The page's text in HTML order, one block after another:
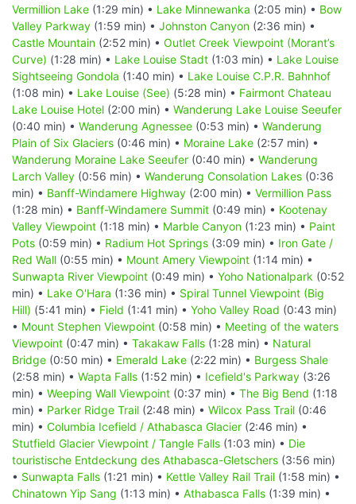
Vermillion Lake (1:29 min) • Lake Minnewanka (2:05 min) • Bow
Valley Parkway (1:59 min) • Johnston Canyon (2:36 min) •
Castle Mountain (2:52 min) • Outlet Creek Viewpoint (Morant’s
Curve) (1:28 min) • Lake Louise Stadt (1:03 min) • Lake Louise
Sightseeing Gondola (1:40 min) • Lake Louise C.P.R. Bahnhof
(1:08 min) • Lake Louise (See) (5:28 min) • Fairmont Chateau
Lake Louise Hotel (2:00 min) • Wanderung Lake Louise Seeufer
(0:40 min) • Wanderung Agnessee (0:53 min) • Wanderung
Plain of Six Glaciers (0:46 min) • Moraine Lake (2:57 min) •
Wanderung Moraine Lake Seeufer (0:40 min) • Wanderung
Larch Valley (0:56 min) • Wanderung Consolation Lakes (0:36
min) • Banff-Windamere Highway (2:00 min) • Vermillion Pass
(1:28 min) • Banff-Windamere Summit (0:49 min) • Kootenay
Valley Viewpoint (1:18 min) • Marble Canyon (1:23 min) • Paint
Pots (0:59 min) • Radium Hot Springs (3:09 min) • Iron Gate /
Red Wall (0:55 min) • Mount Amery Viewpoint (1:14 min) •
Sunwapta River Viewpoint (0:49 min) • Yoho Nationalpark (0:52
min) • Lake O'Hara (1:36 min) • Spiral Tunnel Viewpoint (Big
Hill) (5:41 min) • Field (1:41 min) • Yoho Valley Road (0:43 min)
• Mount Stephen Viewpoint (0:58 min) • Meeting of the waters
Viewpoint (0:47 min) • Takakaw Falls (1:28 min) • Natural
Bridge (0:50 min) • Emerald Lake (2:22 min) • Burgess Shale
(2:58 min) • Wapta Falls (1:52 min) • Icefield's Parkway (3:26
min) • Weeping Wall Viewpoint (0:37 min) • The Big Bend (1:18
min) • Parker Ridge Trail (2:48 min) • Wilcox Pass Trail (0:46
min) • Columbia Icefield / Athabasca Glacier (2:46 min) •
Stutfield Glacier Viewpoint / Tangle Falls (1:03 min) • Die
touristische Entdeckung des Athabasca-Gletschers (3:56 min)
• Sunwapta Falls (1:21 min) • Kettle Valley Rail Trail (1:58 min) •
Chinatown Yip Sang (1:13 min) • Athabasca Falls (1:39 min) •